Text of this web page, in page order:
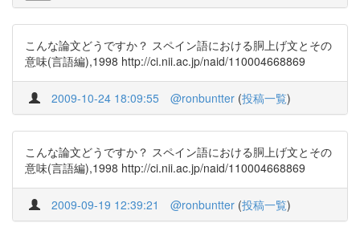
こんな論文どうですか？ スペイン語における胴上げ文とその
意味(言語編),1998 http://ci.nii.ac.jp/naid/110004668869
2009-10-24 18:09:55 @ronbuntter (投稿一覧)
こんな論文どうですか？ スペイン語における胴上げ文とその
意味(言語編),1998 http://ci.nii.ac.jp/naid/110004668869
2009-09-19 12:39:21 @ronbuntter (投稿一覧)